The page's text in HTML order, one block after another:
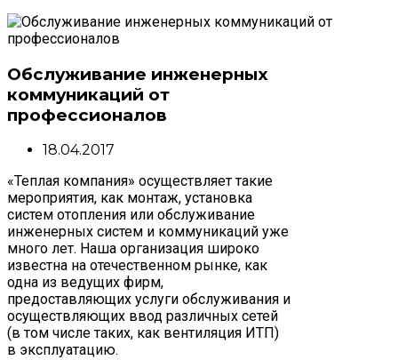
Обслуживание инженерных
коммуникаций от
профессионалов
18.04.2017
«Теплая компания» осуществляет такие
мероприятия, как монтаж, установка
систем отопления или обслуживание
инженерных систем и коммуникаций уже
много лет. Наша организация широко
известна на отечественном рынке, как
одна из ведущих фирм,
предоставляющих услуги обслуживания и
осуществляющих ввод различных сетей
(в том числе таких, как вентиляция ИТП)
в эксплуатацию.